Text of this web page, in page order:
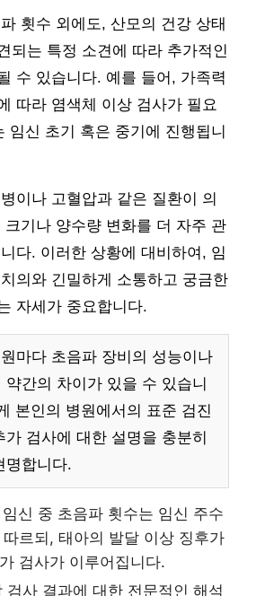
횟수 외에도, 산모의 건강 상태
되는 특정 소견에 따라 추가적인
수 있습니다. 예를 들어, 가족력
따라 염색체 이상 검사가 필요
임신 초기 혹은 중기에 진행됩니
이나 고혈압과 같은 질환이 의
크기나 양수량 변화를 더 자주 관
다. 이러한 상황에 대비하여, 임
의와 긴밀하게 소통하고 궁금한
자세가 중요합니다.
마다 초음파 장비의 성능이나
약간의 차이가 있을 수 있습니
본인의 병원에서의 표준 검진
검사에 대한 설명을 충분히
명합니다.
임신 중 초음파 횟수는 임신 주수
르되, 태아의 발달 이상 징후가
검사가 이루어집니다.
검사 결과에 대한 전문적인 해석